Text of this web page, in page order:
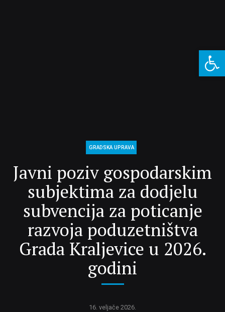
GRADSKA UPRAVA
Javni poziv gospodarskim
subjektima za dodjelu
subvencija za poticanje
razvoja poduzetništva
Grada Kraljevice u 2026.
godini
16. veljače 2026.